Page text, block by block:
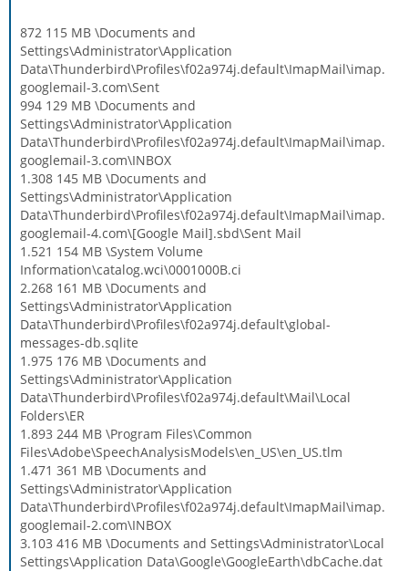
872 115 MB \Documents and
Settings\Administrator\Application
Data\Thunderbird\Profiles\f02a974j.default\ImapMail\imap.
googlemail-3.com\Sent
994 129 MB \Documents and
Settings\Administrator\Application
Data\Thunderbird\Profiles\f02a974j.default\ImapMail\imap.
googlemail-3.com\INBOX
1.308 145 MB \Documents and
Settings\Administrator\Application
Data\Thunderbird\Profiles\f02a974j.default\ImapMail\imap.
googlemail-4.com\[Google Mail].sbd\Sent Mail
1.521 154 MB \System Volume
Information\catalog.wci\0001000B.ci
2.268 161 MB \Documents and
Settings\Administrator\Application
Data\Thunderbird\Profiles\f02a974j.default\global-
messages-db.sqlite
1.975 176 MB \Documents and
Settings\Administrator\Application
Data\Thunderbird\Profiles\f02a974j.default\Mail\Local
Folders\ER
1.893 244 MB \Program Files\Common
Files\Adobe\SpeechAnalysisModels\en_US\en_US.tlm
1.471 361 MB \Documents and
Settings\Administrator\Application
Data\Thunderbird\Profiles\f02a974j.default\ImapMail\imap.
googlemail-2.com\INBOX
3.103 416 MB \Documents and Settings\Administrator\Local
Settings\Application Data\Google\GoogleEarth\dbCache.dat